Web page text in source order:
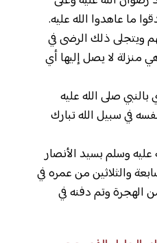
ما عاهدوا الله عليه.
ويتجلى ذلك الرضى في
منزلة لا يصل إليها أي
صلى الله عليه
في سبيل الله تبارك
وسلم بسيد الأنصار
والثلاثين من عمره في
ذي القعدة عام 5 من الهجرة وتم دفنه في